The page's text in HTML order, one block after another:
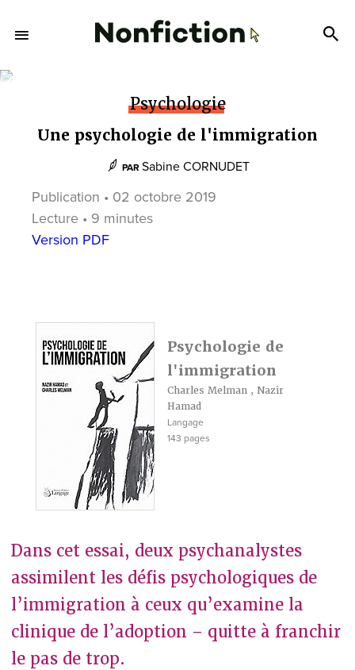
Psychologie
Une psychologie de l'immigration
PAR Sabine CORNUDET
Publication • 02 octobre 2019
Lecture • 9 minutes
Version PDF
Psychologie de
l'immigration
Charles Melman, Nazir
Hamad
Langage
143 pages
Dans cet essai, deux psychanalystes
assimilent les défis psychologiques de
l’immigration à ceux qu’examine la
clinique de l’adoption – quitte à franchir
le pas de trop.